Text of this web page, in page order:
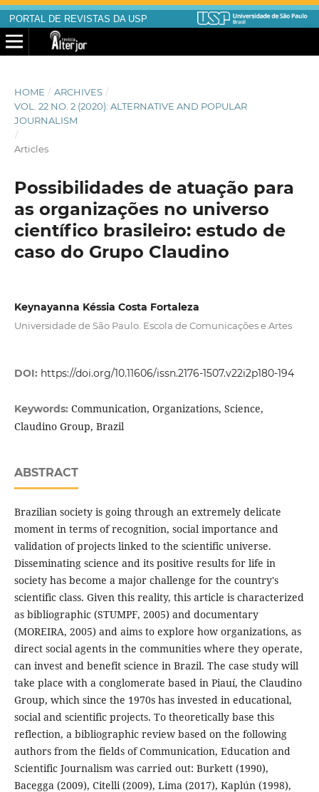
PORTAL DE REVISTAS DA USP
HOME / ARCHIVES /
VOL. 22 NO. 2 (2020): ALTERNATIVE AND POPULAR
JOURNALISM
/
Articles
Possibilidades de atuação para
as organizações no universo
científico brasileiro: estudo de
caso do Grupo Claudino
Keynayanna Késsia Costa Fortaleza
Universidade de São Paulo. Escola de Comunicações e Artes
DOI: https://doi.org/10.11606/issn.2176-1507.v22i2p180-194
Keywords: Communication, Organizations, Science,
Claudino Group, Brazil
ABSTRACT
Brazilian society is going through an extremely delicate
moment in terms of recognition, social importance and
validation of projects linked to the scientific universe.
Disseminating science and its positive results for life in
society has become a major challenge for the country's
scientific class. Given this reality, this article is characterized
as bibliographic (STUMPF, 2005) and documentary
(MOREIRA, 2005) and aims to explore how organizations, as
direct social agents in the communities where they operate,
can invest and benefit science in Brazil. The case study will
take place with a conglomerate based in Piauí, the Claudino
Group, which since the 1970s has invested in educational,
social and scientific projects. To theoretically base this
reflection, a bibliographic review based on the following
authors from the fields of Communication, Education and
Scientific Journalism was carried out: Burkett (1990),
Bacegga (2009), Citelli (2009), Lima (2017), Kaplún (1998),